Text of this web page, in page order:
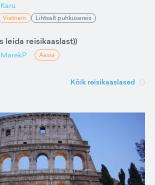
Karu
Vietnam Lihtsalt puhkusereis
leida reisikaaslast))
MarekP Aasia
Kõik reisikaaslased